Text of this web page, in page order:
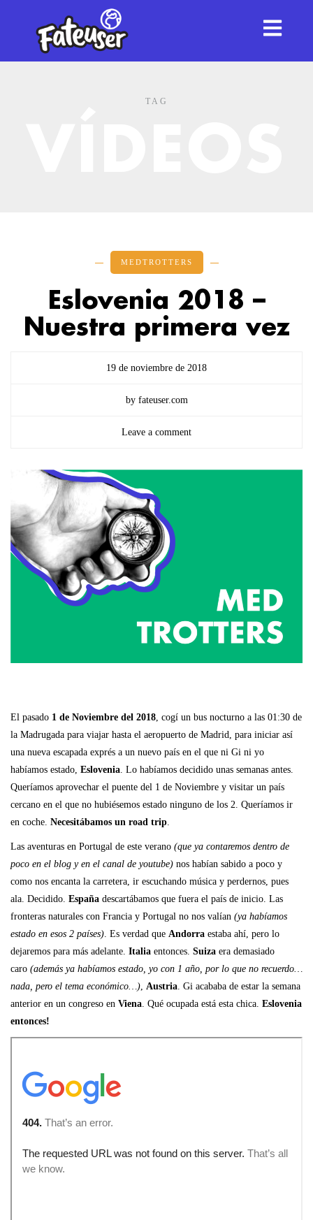
TAG
MEDTROTTERS
Eslovenia 2018 –
Nuestra primera vez
19 de noviembre de 2018
by fateuser.com
Leave a comment
El pasado 1 de Noviembre del 2018, cogí un bus nocturno a las 01:30 de
la Madrugada para viajar hasta el aeropuerto de Madrid, para iniciar así
una nueva escapada exprés a un nuevo país en el que ni Gi ni yo
habíamos estado, Eslovenia. Lo habíamos decidido unas semanas antes.
Queríamos aprovechar el puente del 1 de Noviembre y visitar un país
cercano en el que no hubiésemos estado ninguno de los 2. Queríamos ir
en coche. Necesitábamos un road trip.
Las aventuras en Portugal de este verano (que ya contaremos dentro de
poco en el blog y en el canal de youtube) nos habían sabido a poco y
como nos encanta la carretera, ir escuchando música y perdernos, pues
ala. Decidido. España descartábamos que fuera el país de inicio. Las
fronteras naturales con Francia y Portugal no nos valían (ya habíamos
estado en esos 2 países). Es verdad que Andorra estaba ahí, pero lo
dejaremos para más adelante. Italia entonces. Suiza era demasiado
caro (además ya habíamos estado, yo con 1 año, por lo que no recuerdo…
nada, pero el tema económico…), Austria. Gi acababa de estar la semana
anterior en un congreso en Viena. Qué ocupada está esta chica. Eslovenia
entonces!